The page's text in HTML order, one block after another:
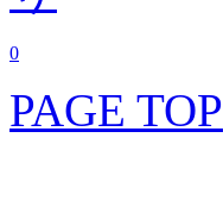
0
PAGE TOP